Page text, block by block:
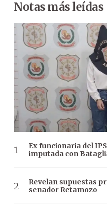
Notas más leídas
Ex funcionaria del
imputada con
Revelan supuestas
senador Retamozo